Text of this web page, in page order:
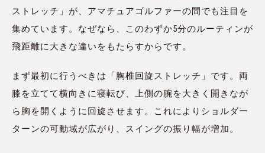
ストレッチ」が、アマチュアゴルファーの間でも注目を
集めています。なぜなら、このわずか5分のルーティンが
飛距離に大きな違いをもたらすからです。
まず最初に行うべきは「胸椎回旋ストレッチ」です。両
膝を立てて横向きに寝転び、上側の腕を大きく開きなが
ら胸を開くように回旋させます。これによりショルダー
ターンの可動域が広がり、スイングの振り幅が増加。